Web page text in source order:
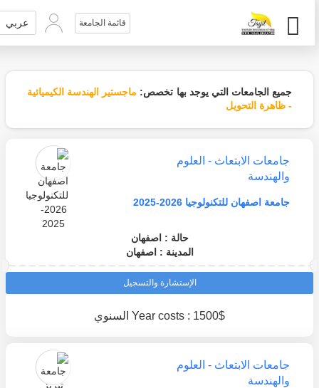
قائمة الجامعة عربي
جميع الجامعات التي يوجد بها تخصص:ماجستير الهندسة الكيميائية
- ظاهرة التحويل
جامعات الابتعاث - العلوم
والهندسة
جامعة اصفهان للتكنولوجيا 2026-2025
حالة : اصفهان
المدينة : اصفهان
الإستشارة والتسجيل
Year costs : 1500$ السنوي
جامعات الابتعاث - العلوم
والهندسة